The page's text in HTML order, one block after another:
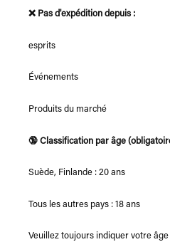
❌ Pas d'expédition depuis :
esprits
Événements
Produits du marché
🔞 Classification par âge
Suède, Finlande : 20 ans
Tous les autres pays : 18 ans
Veuillez toujours indiquer votre